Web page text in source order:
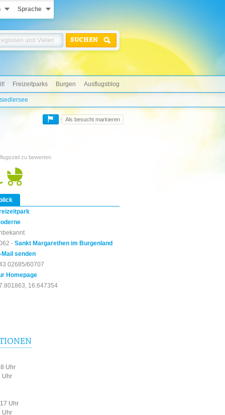
Sprache
SUCHEN
Freizeitparks Burgen Ausflugsblog
Als besucht markieren
zu bewerten
-Sankt Margarethen im Burgenland
Mail senden
02685/60707
Homepage
16.647354
Uhr
Uhr
Uhr
Uhr